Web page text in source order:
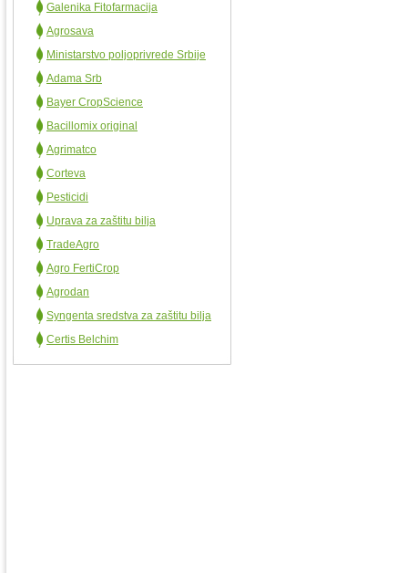
Galenika Fitofarmacija
Agrosava
Ministarstvo poljoprivrede Srbije
Adama Srb
Bayer CropScience
Bacillomix original
Agrimatco
Corteva
Pesticidi
Uprava za zaštitu bilja
TradeAgro
Agro FertiCrop
Agrodan
Syngenta sredstva za zaštitu bilja
Certis Belchim